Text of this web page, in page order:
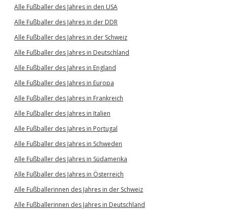
Alle Fußballer des Jahres in den USA
Alle Fußballer des Jahres in der DDR
Alle Fußballer des Jahres in der Schweiz
Alle Fußballer des Jahres in Deutschland
Alle Fußballer des Jahres in England
Alle Fußballer des Jahres in Europa
Alle Fußballer des Jahres in Frankreich
Alle Fußballer des Jahres in Italien
Alle Fußballer des Jahres in Portugal
Alle Fußballer des Jahres in Schweden
Alle Fußballer des Jahres in Südamerika
Alle Fußballer des Jahres in Österreich
Alle Fußballerinnen des Jahres in der Schweiz
Alle Fußballerinnen des Jahres in Deutschland